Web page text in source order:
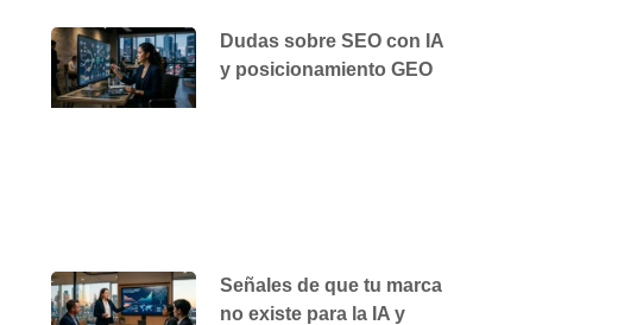
Dudas sobre SEO con IA
y posicionamiento GEO
Señales de que tu marca
no existe para la IA y